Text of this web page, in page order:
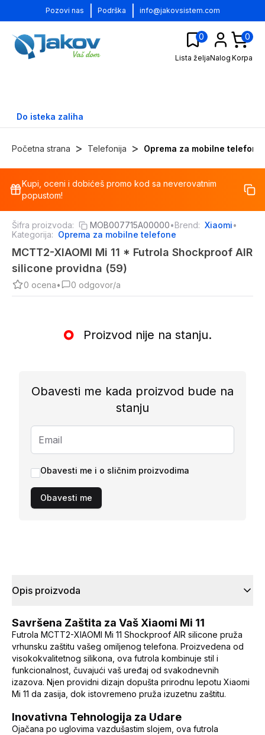
Pozovi nas Podrška info@jakovsistem.com
0
Lista željaNalog
0
Korpa
Do isteka zaliha
Početna strana > Telefonija > Oprema za mobilne telefone
%
Kupi, oceni i dobićeš promo kod sa neverovatnim
popustom!
Šifra proizvoda: MOB007715A00000•Brend: Xiaomi•
Kategorija: Oprema za mobilne telefone
MCTT2-XIAOMI Mi 11 * Futrola Shockproof AIR
silicone providna (59)
0 ocena• 0 odgovor/a
Proizvod nije na stanju.
Obavesti me kada proizvod bude na
stanju
Obavesti me i o sličnim proizvodima
Obavesti me
Opis proizvoda
Savršena Zaštita za Vaš Xiaomi Mi 11
Futrola MCTT2-XIAOMI Mi 11 Shockproof AIR silicone pruža
vrhunsku zaštitu vašeg omiljenog telefona. Proizvedena od
visokokvalitetnog silikona, ova futrola kombinuje stil i
funkcionalnost, čuvajući vaš uređaj od svakodnevnih
izazova. Njen providni dizajn dopušta prirodnu lepotu Xiaomi
Mi 11 da zasija, dok istovremeno pruža izuzetnu zaštitu.
Inovativna Tehnologija za Udare
Ojačana po uglovima vazdušastim slojem, ova futrola